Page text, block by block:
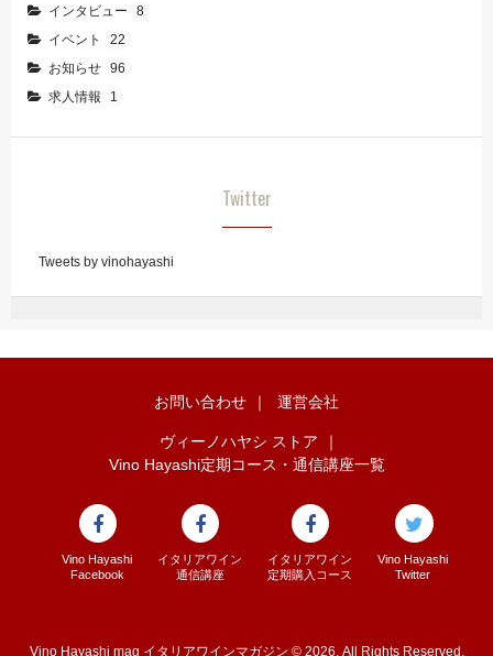
インタビュー
8
イベント
22
お知らせ 96
求人情報
1
Twitter
Tweets by vinohayashi
お問い合わせ ｜ 運営会社
ヴィーノハヤシ ストア
｜
Vino Hayashi定期コース・通信講座一覧
Vino Hayashi
Facebook
イタリアワイン
通信講座
イタリアワイン
定期購入コース
Vino Hayashi
Twitter
Vino Hayashi mag イタリアワインマガジン © 2026. All Rights Reserved.